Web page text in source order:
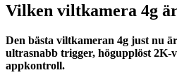
Vilken viltkamera 4g
Den bästa viltkameran 4g just nu
ultrasnabb trigger, högupplöst 2K-
appkontroll.